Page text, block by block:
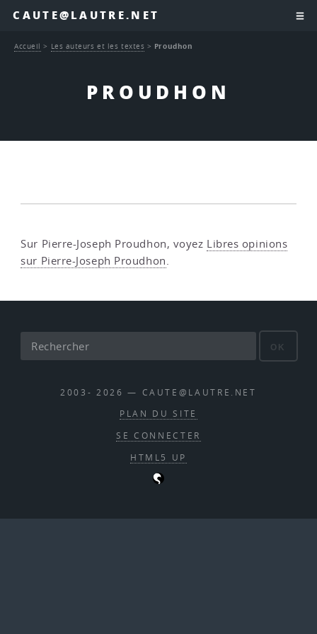
CAUTE@LAUTRE.NET
PROUDHON
Accueil > Les auteurs et les textes > Proudhon
Sur Pierre-Joseph Proudhon, voyez Libres opinions
sur Pierre-Joseph Proudhon.
OK
2003- 2026 — CAUTE@LAUTRE.NET
PLAN DU SITE
SE CONNECTER
HTML5 UP